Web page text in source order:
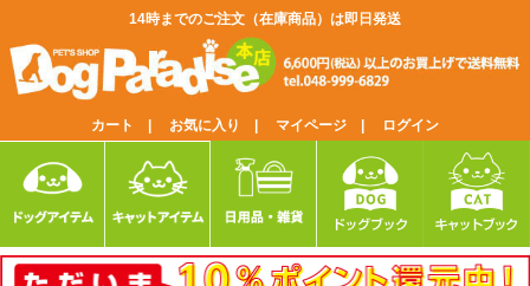
14時までのご注文（在庫商品）は即日発送
カート | お気に入り | マイページ | ログイン